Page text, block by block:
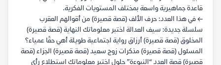
قاعدة جماهيرية واسعة بمختلف المستويات الفكرية.
← في هذا العدد: حرف الألف (قصة قصيرة) من أقوالهم العقرب
سلسلة جديدة: سيف العدالة اختبر معلوماتك النهاية (قصة قصيرة)
المخلوق (قصة قصيرة) أرزاق رواية اجتماعية طويلة أهي حقًا عمياء؟
المسئول (قصة قصيرة) مذكرات زوج سعيد (قصة قصيرة) الجزاء (قصة
قصيرة) قصة العدد “النبوءة” حلول اختبر معلوماتك استطلاع رأي